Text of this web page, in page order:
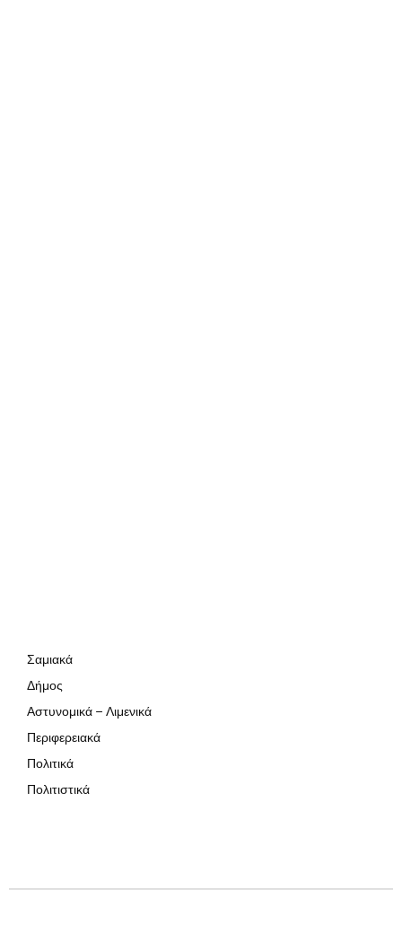
Σαμιακά
Δήμος
Αστυνομικά – Λιμενικά
Περιφερειακά
Πολιτικά
Πολιτιστικά